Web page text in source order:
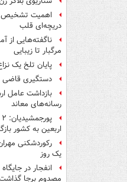
اهمیت تشخیص
دریچه‌ای قلب
ناگفته‌هایی از
مرگبار تا زیبایی
پایان تلخ یک
دستگیری قاضی
بازداشت عامل
رسانه‌های معاند
اربعین به کشور
یک روز
مصدوم برجا